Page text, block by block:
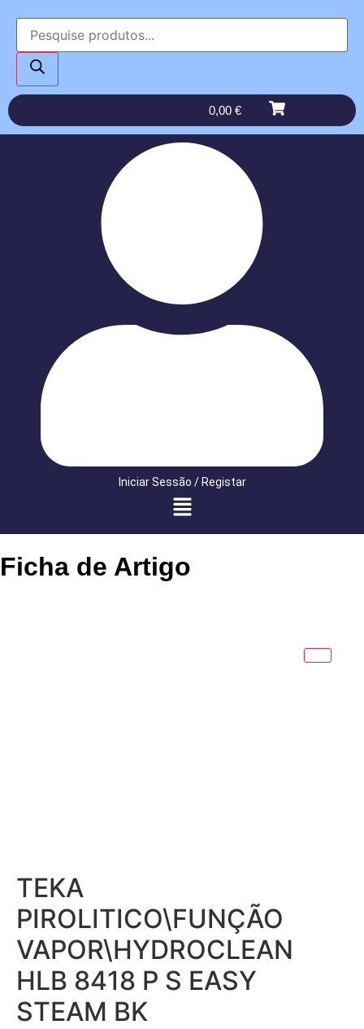
0,00 €
Iniciar Sessão / Registar
Ficha de Artigo
TEKA
PIROLITICO\FUNÇÃO
VAPOR\HYDROCLEAN
HLB 8418 P S EASY
STEAM BK